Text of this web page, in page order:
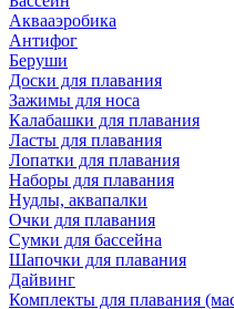
Аквааэробика
Антифог
Беруши
Доски для плавания
Зажимы для носа
Калабашки для плавания
Ласты для плавания
Лопатки для плавания
Наборы для плавания
Нудлы, аквапалки
Очки для плавания
Сумки для бассейна
Шапочки для плавания
Дайвинг
Комплекты для плавания